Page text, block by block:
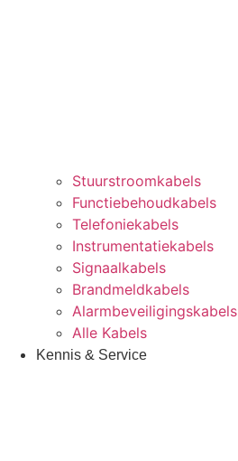
Stuurstroomkabels
Functiebehoudkabels
Telefoniekabels
Instrumentatiekabels
Signaalkabels
Brandmeldkabels
Alarmbeveiligingskabels
Alle Kabels
Kennis & Service